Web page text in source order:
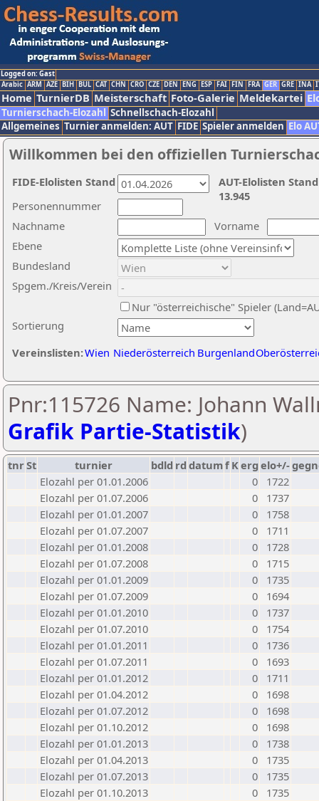
Logged on: Gast
Arabic ARM AZE BIH BUL CAT CHN CRO CZE DEN ENG ESP FAI FIN FRA GER GRE INA
Home TurnierDB Meisterschaft Foto-Galerie Meldekartei
Turnierschach-Elozahl Schnellschach-Elozahl
Allgemeines Turnier anmelden: AUT FIDE Spieler anmelden Elo
Willkommen bei den offiziellen
Nachname
Vorname
Ebene
Sortierung
Personennummer
Bundesland
Spgem./Kreis/Verein
Nur "österreichische" Spieler
Vereinslisten:Wien Niederösterreich Burgenland
AUT-Elolisten
13.945
FIDE-Elolisten Stand
Pnr:115726 Name: Johann
Grafik Partie-Statistik)
tnrSt turnier bdld rd datumf Kerg elo+/-
Elozahl per 01.01.2006
0
1722
Elozahl per 01.07.2006
0
1737
Elozahl per 01.01.2007
0
1758
Elozahl per 01.07.2007
0
1711
Elozahl per 01.01.2008
0
1728
Elozahl per 01.07.2008
0
1715
Elozahl per 01.01.2009
0
1735
Elozahl per 01.07.2009
0
1694
Elozahl per 01.01.2010
0
1737
Elozahl per 01.07.2010
0
1754
Elozahl per 01.01.2011
0
1736
Elozahl per 01.07.2011
0
1693
Elozahl per 01.01.2012
0
1711
Elozahl per 01.04.2012
0
1698
Elozahl per 01.07.2012
0
1698
Elozahl per 01.10.2012
0
1698
Elozahl per 01.01.2013
0
1738
Elozahl per 01.04.2013
0
1735
Elozahl per 01.07.2013
0
1735
Elozahl per 01.10.2013
0
1735